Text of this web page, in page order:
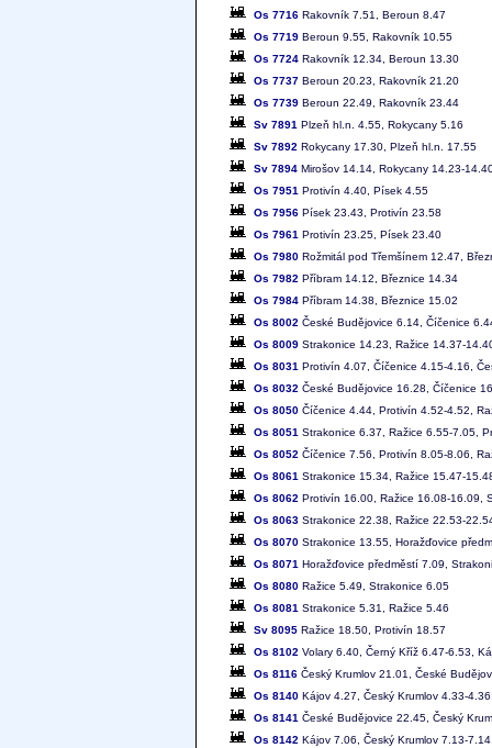
Os 7716 Rakovník 7.51, Beroun 8.47
Os 7719 Beroun 9.55, Rakovník 10.55
Os 7724 Rakovník 12.34, Beroun 13.30
Os 7737 Beroun 20.23, Rakovník 21.20
Os 7739 Beroun 22.49, Rakovník 23.44
Sv 7891 Plzeň hl.n. 4.55, Rokycany 5.16
Sv 7892 Rokycany 17.30, Plzeň hl.n. 17.55
Sv 7894 Mirošov 14.14, Rokycany 14.23-
Os 7951 Protivín 4.40, Písek 4.55
Os 7956 Písek 23.43, Protivín 23.58
Os 7961 Protivín 23.25, Písek 23.40
Os 7980 Rožmitál pod Třemšínem 12.47,
Os 7982 Příbram 14.12, Březnice 14.34
Os 7984 Příbram 14.38, Březnice 15.02
Os 8002 České Budějovice 6.14, Číčenice
Os 8009 Strakonice 14.23, Ražice 14.37-
Os 8031 Protivín 4.07, Číčenice 4.15-4.16,
Os 8032 České Budějovice 16.28, Číčenice
Os 8050 Číčenice 4.44, Protivín 4.52-4.52,
Os 8051 Strakonice 6.37, Ražice 6.55-7.05,
Os 8052 Číčenice 7.56, Protivín 8.05-8.06,
Os 8061 Strakonice 15.34, Ražice 15.47-
Os 8062 Protivín 16.00, Ražice 16.08-16.09,
Os 8063 Strakonice 22.38, Ražice 22.53-
Os 8070 Strakonice 13.55, Horažďovice
Os 8071 Horažďovice předměstí 7.09,
Os 8080 Ražice 5.49, Strakonice 6.05
Os 8081 Strakonice 5.31, Ražice 5.46
Sv 8095 Ražice 18.50, Protivín 18.57
Os 8102 Volary 6.40, Černý Kříž 6.47-6.53,
Os 8116 Český Krumlov 21.01, České
Os 8140 Kájov 4.27, Český Krumlov 4.33-
Os 8141 České Budějovice 22.45, Český
Os 8142 Kájov 7.06, Český Krumlov 7.13-